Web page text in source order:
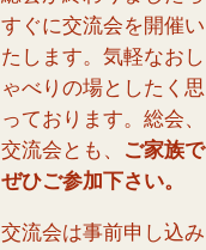
すぐに交流会を開催い
たします。気軽なおし
ゃべりの場としたく思
っております。総会、
交流会とも、
ご家族で
ぜひご参加下さい。
交流会は事前申し込み